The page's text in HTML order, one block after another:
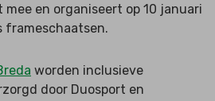
mee en organiseert op 10 januari
frameschaatsen.
worden inclusieve
door Duosport en